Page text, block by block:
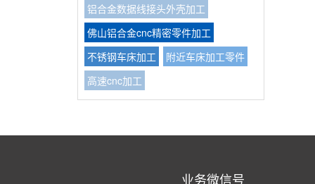
铝合金数据线接头外壳加工
佛山铝合金cnc精密零件加工
不锈钢车床加工
附近车床加工零件
高速cnc加工
业务微信号